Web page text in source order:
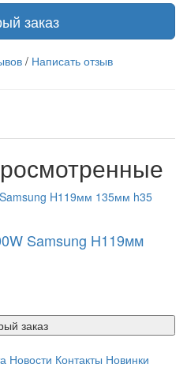
заказ
/ Написать отзыв
Samsung H119мм
заказ
Новости Контакты Новинки